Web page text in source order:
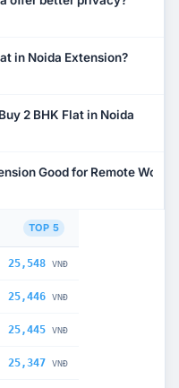
in Noida Extension?
2 BHK Flat in Noida
Good for Remote Work?
TOP 5
25,548 VNĐ
25,446 VNĐ
25,445 VNĐ
25,347 VNĐ